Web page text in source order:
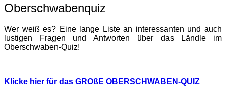
Oberschwabenquiz
Wer weiß es? Eine lange Liste an interessanten und auch
lustigen Fragen und Antworten über das Ländle im
Oberschwaben-Quiz!
Klicke hier für das GROßE OBERSCHWABEN-QUIZ